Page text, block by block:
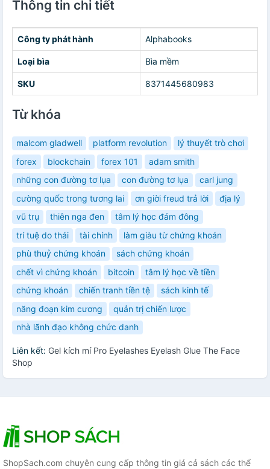
Thông tin chi tiết
Công ty phát hành Alphabooks
Loại bìa Bìa mềm
SKU 8371445680983
Từ khóa
malcom gladwell platform revolution
lý thuyết trò chơi
forex
blockchain forex 101
adam smith
những con đường tơ lụa
con đường tơ lụa
carl jung
cường quốc trong tương lai
ơn giời freud trả lời
địa lý
vũ trụ
thiên nga đen
tâm lý học đám đông
trí tuệ do thái
tài chính
làm giàu từ chứng khoán
phù thuỷ chứng khoán
sách chứng khoán
chết vì chứng khoán
bitcoin
tâm lý học về tiền
chứng khoán
chiến tranh tiền tệ
sách kinh tế
năng đoạn kim cương
quản trị chiến lược
nhà lãnh đạo không chức danh
Liên kết: Gel kích mí Pro Eyelashes Eyelash Glue The Face
Shop
ShopSach.com chuyên cung cấp thông tin giá cả sách các thể